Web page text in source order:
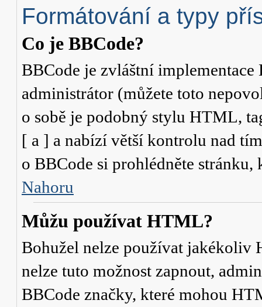
Formátování a typy
Co je BBCode?
BBCode je zvláštní
administrátor (můžete toto
o sobě je podobný stylu HTML,
[ a ] a nabízí větší kontrolu nad
o BBCode si prohlédněte
Nahoru
Můžu používat HTML?
Bohužel nelze používat jakékoliv
nelze tuto možnost zapnout,
BBCode značky, které mohou